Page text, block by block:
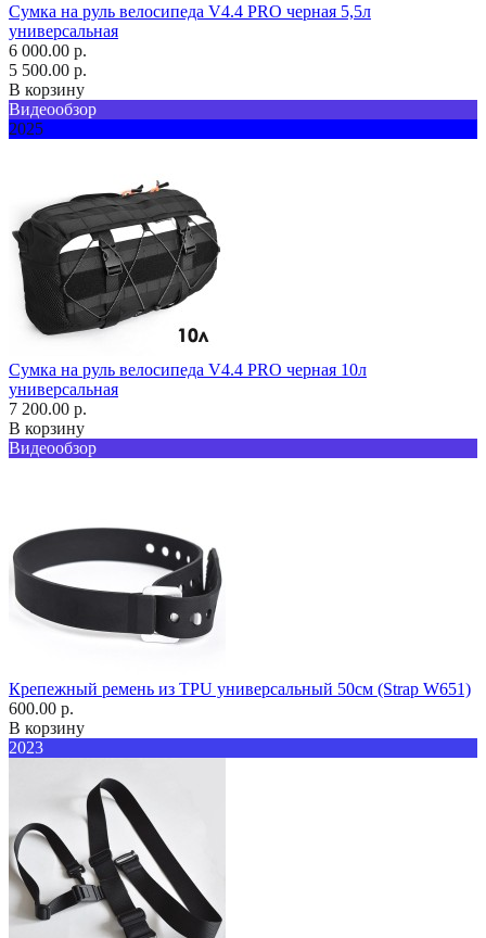
Сумка на руль велосипеда V4.4 PRO черная 5,5л
универсальная
6 000.00 р.
5 500.00 р.
В корзину
Видеообзор
2025
Сумка на руль велосипеда V4.4 PRO черная 10л
универсальная
7 200.00 р.
В корзину
Видеообзор
Крепежный ремень из TPU универсальный 50см (Strap W651)
600.00 р.
В корзину
2023